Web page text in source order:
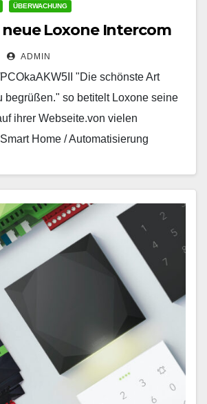
ÜBERWACHUNG
neue Loxone Intercom
ADMIN
"Die schönste Art
begrüßen." so betitelt Loxone seine
ihrer Webseite.von vielen
Home / Automatisierung